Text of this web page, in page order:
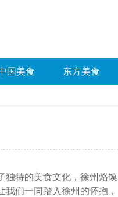
国美食 东方美食
独特的美食文化，徐州烙馍
们一同踏入徐州的怀抱，